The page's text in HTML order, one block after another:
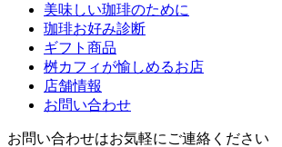
美味しい珈琲のために
珈琲お好み診断
ギフト商品
桝カフィが愉しめるお店
店舗情報
お問い合わせ
お問い合わせはお気軽にご連絡ください